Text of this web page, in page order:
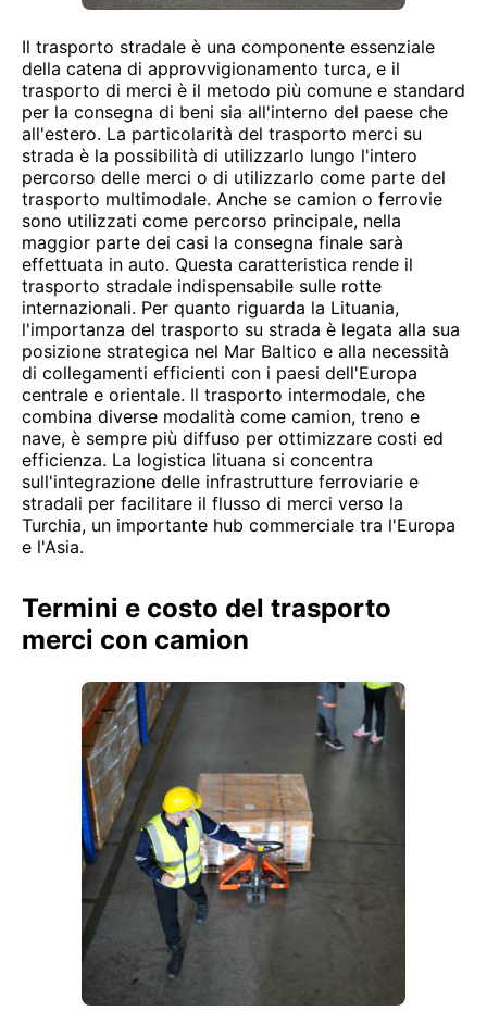
Il trasporto stradale è una componente essenziale
della catena di approvvigionamento turca, e il
trasporto di merci è il metodo più comune e standard
per la consegna di beni sia all'interno del paese che
all'estero. La particolarità del trasporto merci su
strada è la possibilità di utilizzarlo lungo l'intero
percorso delle merci o di utilizzarlo come parte del
trasporto multimodale. Anche se camion o ferrovie
sono utilizzati come percorso principale, nella
maggior parte dei casi la consegna finale sarà
effettuata in auto. Questa caratteristica rende il
trasporto stradale indispensabile sulle rotte
internazionali. Per quanto riguarda la Lituania,
l'importanza del trasporto su strada è legata alla sua
posizione strategica nel Mar Baltico e alla necessità
di collegamenti efficienti con i paesi dell'Europa
centrale e orientale. Il trasporto intermodale, che
combina diverse modalità come camion, treno e
nave, è sempre più diffuso per ottimizzare costi ed
efficienza. La logistica lituana si concentra
sull'integrazione delle infrastrutture ferroviarie e
stradali per facilitare il flusso di merci verso la
Turchia, un importante hub commerciale tra l'Europa
e l'Asia.
Termini e costo del trasporto
merci con camion